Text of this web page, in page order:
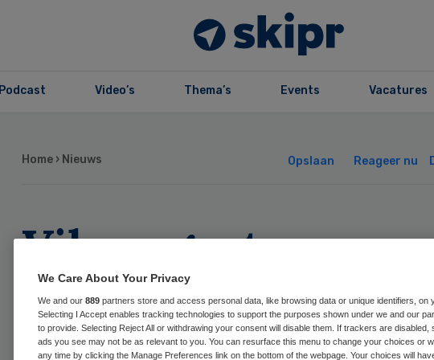
Podcast Video’s Thema’s Events Vacatures
Home › Nieuws Opslaan Reageer nu
Vilans gaat
samenwerken met
SoloPartners
We Care About Your Privacy
We and our 889 partners store and access personal data, like browsing data or unique identifiers, on
Selecting I Accept enables tracking technologies to support the purposes shown under we and our
to provide. Selecting Reject All or withdrawing your consent will disable them. If trackers are disabled,
ads you see may not be as relevant to you. You can resurface this menu to change your choices or
any time by clicking the Manage Preferences link on the bottom of the webpage. Your choices will